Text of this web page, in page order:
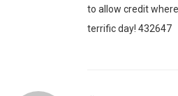
to allow credit
terrific day! 432647